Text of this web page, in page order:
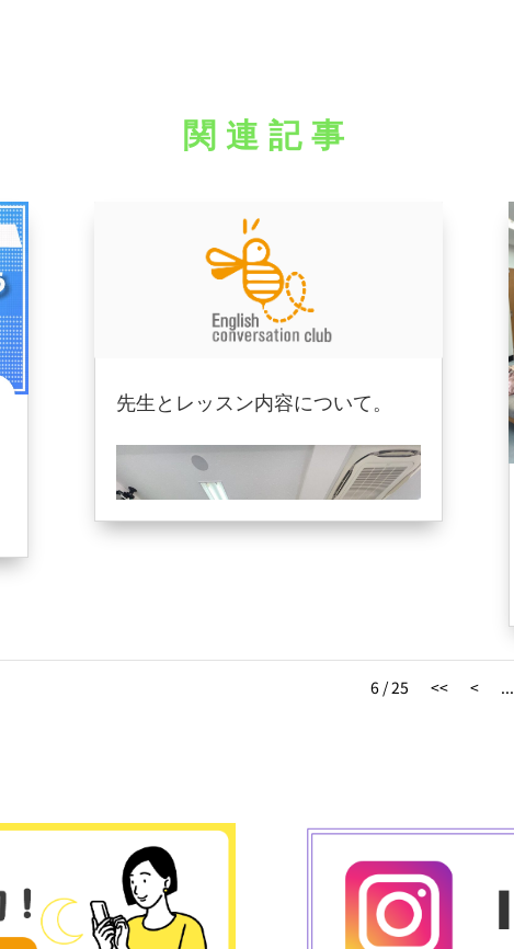
関連記事
先生とレッスン内容について。
さんを担当するかを事前に全て決めていま
す????これにより事前にどんなことが得
意、不得意、何を覚えたいか、今現在どこ
までカリキュラムを進めているかなど、各
生徒さんのオンラインカルテに細かく情報
6 / 25 << < ...